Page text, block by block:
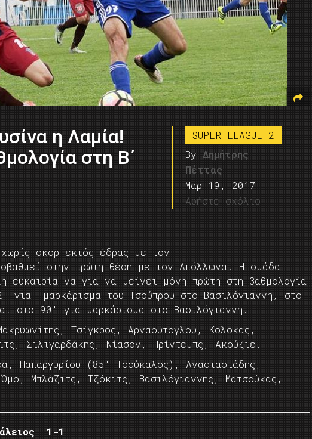
η Λαμία!
στη Β΄
SUPER LEAGUE 2
By Δημήτρης
Πέττας
Μαρ 19, 2017
Αφήστε σχόλιο
σκορ εκτός έδρας με τον
στην πρώτη θέση με τον Απόλλωνα. Η ομάδα
ευκαιρία να για να μείνει μόνη πρώτη στη βαθμολογία
για μαρκάρισμα του Τσούπρου στο Βασιλόγιαννη, στο
στο 90′ για μαρκάρισμα στο Βασιλόγιαννη.
Τσίγκρος, Αρναούτογλου, Κολόκας,
Σιλιγαρδάκης, Νίασον, Πρίντεμπς, Ακούζιε.
Παπαργυρίου (85′ Τσούκαλος), Αναστασιάδης,
Μπλάζιτς, Τζόκιτς, Βασιλόγιαννης, Ματσούκας,
1-1